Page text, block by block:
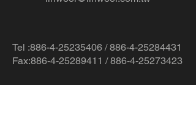
Tel :886-4-25235406 /886-4-25284431
Fax:886-4-25289411 / 886-4-25273423